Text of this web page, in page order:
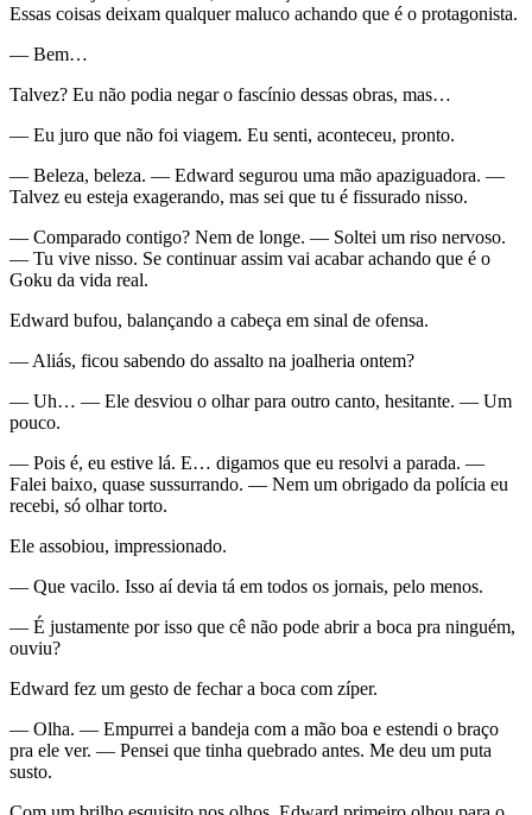
Essas coisas deixam qualquer maluco achando que é o protagonista.
— Bem…
Talvez? Eu não podia negar o fascínio dessas obras, mas…
— Eu juro que não foi viagem. Eu senti, aconteceu, pronto.
— Beleza, beleza. — Edward segurou uma mão apaziguadora. —
Talvez eu esteja exagerando, mas sei que tu é fissurado nisso.
— Comparado contigo? Nem de longe. — Soltei um riso nervoso.
— Tu vive nisso. Se continuar assim vai acabar achando que é o
Goku da vida real.
Edward bufou, balançando a cabeça em sinal de ofensa.
— Aliás, ficou sabendo do assalto na joalheria ontem?
— Uh… — Ele desviou o olhar para outro canto, hesitante. — Um
pouco.
— Pois é, eu estive lá. E… digamos que eu resolvi a parada. —
Falei baixo, quase sussurrando. — Nem um obrigado da polícia eu
recebi, só olhar torto.
Ele assobiou, impressionado.
— Que vacilo. Isso aí devia tá em todos os jornais, pelo menos.
— É justamente por isso que cê não pode abrir a boca pra ninguém,
ouviu?
Edward fez um gesto de fechar a boca com zíper.
— Olha. — Empurrei a bandeja com a mão boa e estendi o braço
pra ele ver. — Pensei que tinha quebrado antes. Me deu um puta
susto.